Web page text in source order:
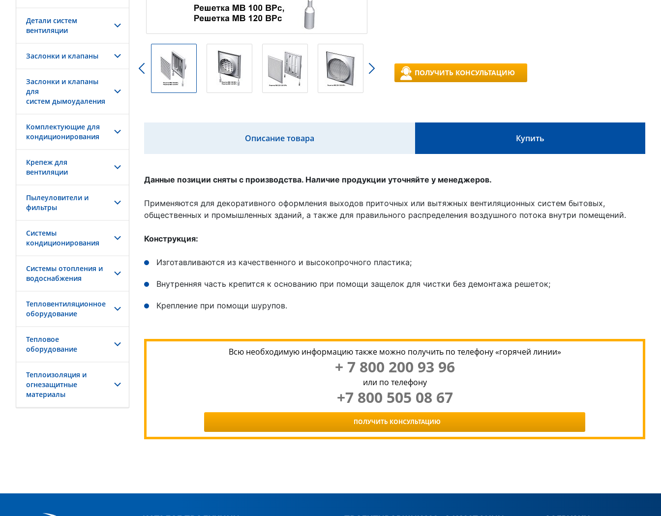
Детали систем
вентиляции
Заслонки и клапаны
Заслонки и клапаны
для
систем дымоудаления
Комплектующие для
кондиционирования
Крепеж для
вентиляции
Пылеуловители и
фильтры
Системы
кондиционирования
Системы отопления и
водоснабжения
Тепловентиляционное
оборудование
Тепловое
оборудование
Теплоизоляция и
огнезащитные
материалы
ПОЛУЧИТЬ КОНСУЛЬТАЦИЮ
Описание товара Купить
Данные позиции сняты с производства. Наличие продукции уточняйте у менеджеров.
Применяются для декоративного оформления выходов приточных или вытяжных вентиляционных систем бытовых,
общественных и промышленных зданий, а также для правильного распределения воздушного потока внутри помещений.
Конструкция:
Изготавливаются из качественного и высокопрочного пластика;
Внутренняя часть крепится к основанию при помощи защелок для чистки без демонтажа решеток;
Крепление при помощи шурупов.
Всю необходимую информацию также можно получить по телефону «горячей линии»
+ 7 800 200 93 96
или по телефону
+7 800 505 08 67
ПОЛУЧИТЬ КОНСУЛЬТАЦИЮ